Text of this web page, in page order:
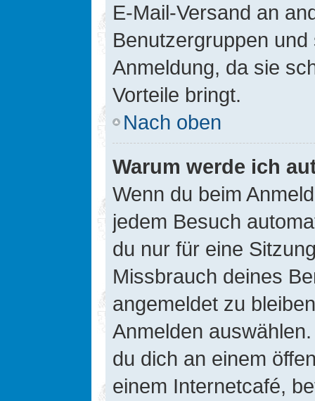
E-Mail-Versand an
Benutzergruppen
Anmeldung, da sie
Vorteile bringt.
Nach oben
Warum werde ich
Wenn du beim
jedem Besuch
du nur für eine
Missbrauch deines
angemeldet zu
Anmelden
du dich an einem
einem Internetcafé,